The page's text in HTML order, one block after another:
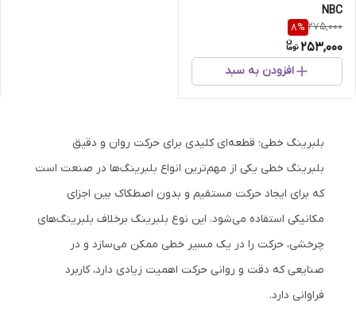
NBC
275,000
8%
253,000
افزودن به سبد
بلبرینگ خطی؛ قطعه‌ای کلیدی برای حرکت روان و دقیق
بلبرینگ خطی یکی از مهم‌ترین انواع بلبرینگ‌ها در صنعت است
که برای ایجاد حرکت مستقیم و بدون اصطکاک بین اجزای
مکانیکی استفاده می‌شود. این نوع بلبرینگ برخلاف بلبرینگ‌های
چرخشی، حرکت را در یک مسیر خطی ممکن می‌سازد و در
صنایعی که دقت و روانی حرکت اهمیت زیادی دارد، کاربرد
فراوانی دارد.